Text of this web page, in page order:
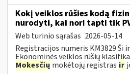
Kokį veiklos rūšies kodą
nurodyti, kai nori tapti tik
Web turinio sąrašas 2026-05-14
Registracijos numeris KM3829 Ši
Ekonominės veiklos rūšių
Mokesčių mokėtojų registras ir